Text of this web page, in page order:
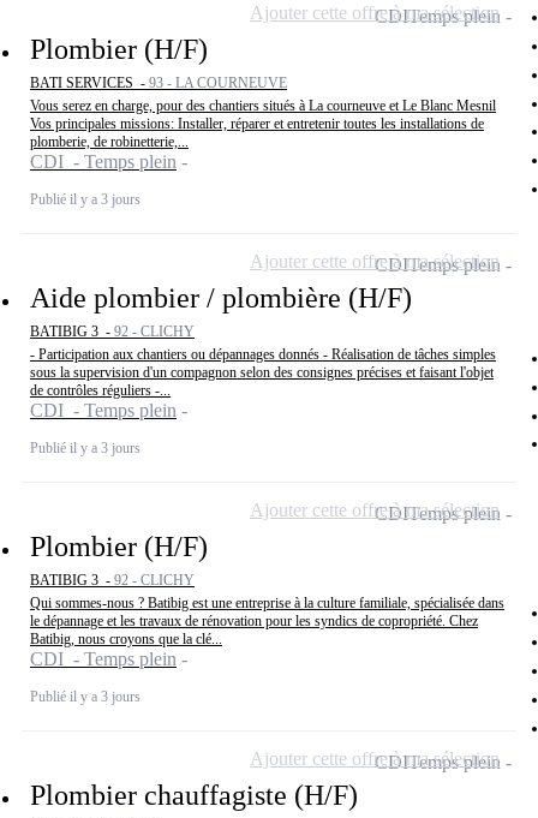
Plombier (H/F)
BATI SERVICES - 93 - LA COURNEUVE
Vous serez en charge, pour des chantiers situés à La courneuve et Le Blanc Mesnil
Vos principales missions: Installer, réparer et entretenir toutes les installations de
plomberie, de robinetterie,...
CDI - Temps plein
Publié il y a 3 jours
CDITemps plein
Ajouter cette offre à ma sélection
Aide plombier / plombière (H/F)
BATIBIG 3 - 92 - CLICHY
- Participation aux chantiers ou dépannages donnés - Réalisation de tâches simples
sous la supervision d'un compagnon selon des consignes précises et faisant l'objet
de contrôles réguliers -...
CDI - Temps plein
Publié il y a 3 jours
CDITemps plein
Ajouter cette offre à ma sélection
Plombier (H/F)
BATIBIG 3 - 92 - CLICHY
Qui sommes-nous ? Batibig est une entreprise à la culture familiale, spécialisée dans
le dépannage et les travaux de rénovation pour les syndics de copropriété. Chez
Batibig, nous croyons que la clé...
CDI - Temps plein
Publié il y a 3 jours
CDITemps plein
Ajouter cette offre à ma sélection
Plombier chauffagiste (H/F)
CDITemps plein
Ajouter cette offre à ma sélection